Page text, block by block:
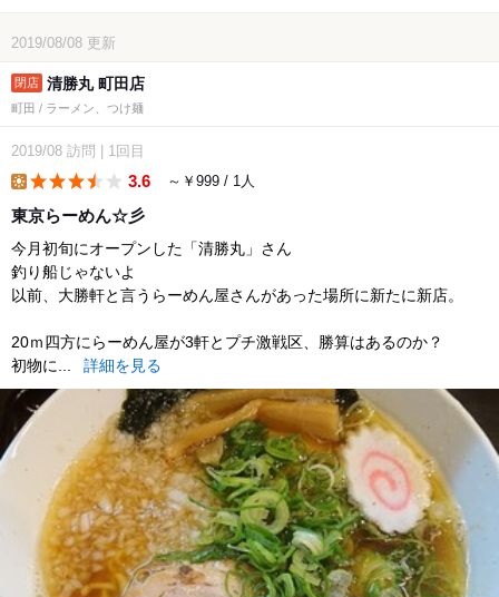
2019/08/08 更新
清勝丸 町田店
町田 / ラーメン、つけ麺
2019/08 訪問 1回目
3.6 ～￥999 / 1人
東京らーめん☆彡
今月初旬にオープンした「清勝丸」さん
釣り船じゃないよ
以前、大勝軒と言うらーめん屋さんがあった場所に新たに新店。
20ｍ四方にらーめん屋が3軒とプチ激戦区、勝算はあるのか？
初物に...
詳細を見る